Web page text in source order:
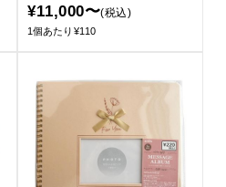
¥11,000〜(税込)
1個あたり¥110